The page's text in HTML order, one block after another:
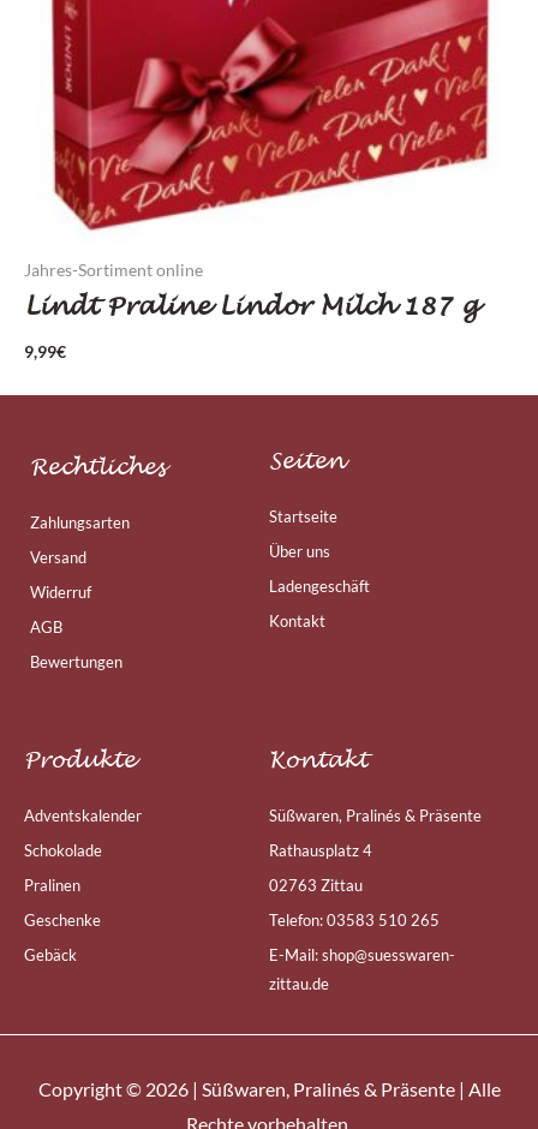
Jahres-Sortiment online
Lindt Praline Lindor Milch 187 g
9,99€
Rechtliches
Zahlungsarten
Versand
Widerruf
AGB
Bewertungen
Seiten
Startseite
Über uns
Ladengeschäft
Kontakt
Produkte
Adventskalender
Schokolade
Pralinen
Geschenke
Gebäck
Kontakt
Süßwaren, Pralinés & Präsente
Rathausplatz 4
02763 Zittau
Telefon: 03583 510 265
E-Mail: shop@suesswaren-
zittau.de
Copyright © 2026 | Süßwaren, Pralinés & Präsente | Alle
Rechte vorbehalten.